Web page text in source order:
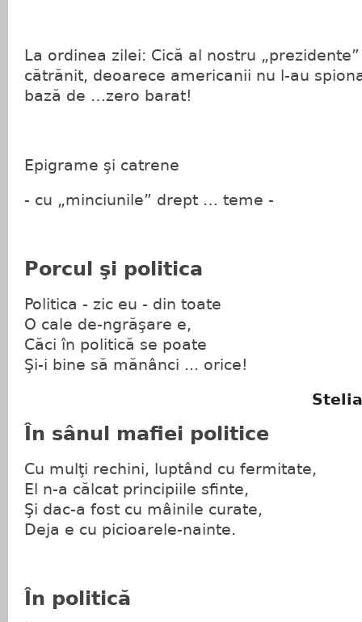
La ordinea zilei: Cică al nostru
cătrănit, deoarece americanii nu l-au
bază de …zero barat!
Epigrame şi catrene
- cu „minciunile” drept … teme -
Porcul şi politica
Politica - zic eu - din toate
O cale de-ngrăşare e,
Căci în politică se poate
Şi-i bine să mănânci ... orice!
În sânul mafiei politice
Cu mulţi rechini, luptând cu fermitate,
El n-a călcat principiile sfinte,
Şi dac-a fost cu mâinile curate,
Deja e cu picioarele-nainte.
În politică